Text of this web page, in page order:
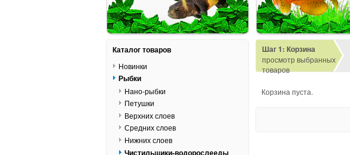
Шаг 1: Корзина
просмотр выбранных
товаров
Корзина пуста.
Каталог товаров
Новинки
Рыбки
Нано-рыбки
Петушки
Верхних слоев
Средних слоев
Нижних слоев
Чистильщики-водорослееды